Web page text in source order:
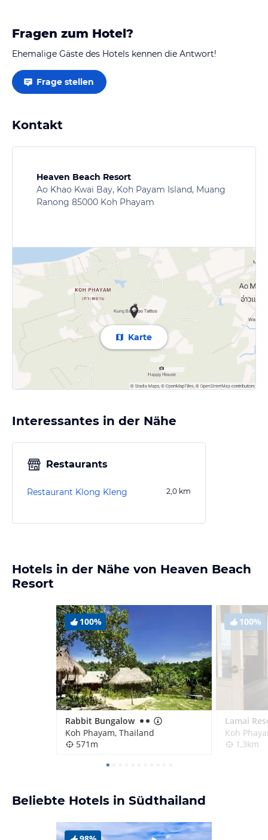
Fragen zum Hotel?
Ehemalige Gäste des Hotels kennen die Antwort!
Frage stellen
Kontakt
Heaven Beach Resort
Ao Khao Kwai Bay, Koh Payam Island, Muang
Ranong 85000 Koh Phayam
Karte
Interessantes in der Nähe
Restaurants
Restaurant Klong Kleng 2,0 km
Hotels in der Nähe von Heaven Beach
Resort
100%
Rabbit Bungalow
Koh Phayam, Thailand
571m
100%
Koh
1,3km
Beliebte Hotels in Südthailand